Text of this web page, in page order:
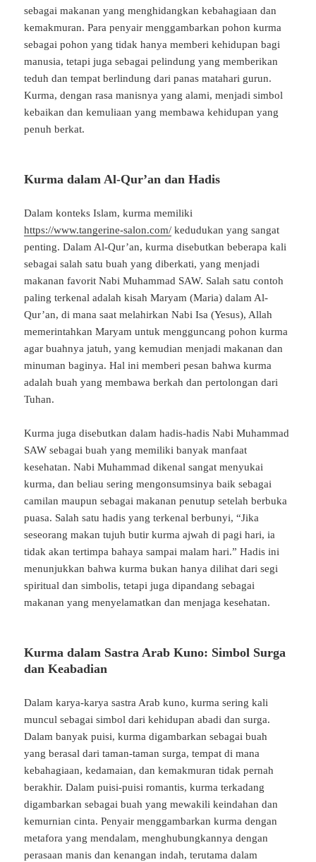
sebagaimakananyangmenghidangkankebahagiaandan
kemakmuran.Parapenyairmenggambarkanpohonkurma
sebagaipohonyangtidakhanyamemberikehidupanbagi
manusia,tetapijugasebagaipelindungyangmemberikan
teduhdantempatberlindungdaripanasmatahari gurun.
Kurma,denganrasamanisnyayangalami,menjadisimbol
kebaikandankemuliaanyangmembawakehidupanyang
penuhberkat.
Kurmadalam Al-Qur’andanHadis
DalamkonteksIslam,kurmamemiliki
https://www.tangerine-salon.com/ kedudukanyangsangat
penting.Dalam Al-Qur’an,kurmadisebutkanbeberapakali
sebagaisalahsatubuahyangdiberkati,yangmenjadi
makananfavoritNabiMuhammad SAW. Salahsatucontoh
palingterkenaladalahkisahMaryam (Maria)dalam Al-
Qur’an,dimanasaatmelahirkanNabiIsa (Yesus), Allah
memerintahkanMaryamuntukmengguncangpohonkurma
agarbuahnyajatuh,yangkemudianmenjadimakanandan
minumanbaginya.Halinimemberipesanbahwakurma
adalahbuahyangmembawaberkahdanpertolongandari
Tuhan.
Kurmajugadisebutkandalamhadis-hadisNabiMuhammad
SAWsebagaibuahyangmemilikibanyakmanfaat
kesehatan.NabiMuhammaddikenalsangatmenyukai
kurma,danbeliauseringmengonsumsinyabaiksebagai
camilanmaupunsebagaimakananpenutupsetelahberbuka
puasa. Salahsatuhadisyangterkenalberbunyi, “Jika
seseorangmakantujuhbutirkurmaajwahdipagihari,ia
tidakakantertimpabahayasampaimalamhari.”Hadisini
menunjukkanbahwakurmabukanhanyadilihatdarisegi
spiritualdansimbolis,tetapijugadipandangsebagai
makananyangmenyelamatkandanmenjagakesehatan.
Kurmadalam Sastra ArabKuno: Simbol Surga
danKeabadian
Dalamkarya-karyasastra Arabkuno,kurmaseringkali
munculsebagaisimboldarikehidupanabadidansurga.
Dalambanyakpuisi,kurmadigambarkansebagaibuah
yangberasaldaritaman-tamansurga,tempatdimana
kebahagiaan,kedamaian,dankemakmurantidakpernah
berakhir.Dalampuisi-puisiromantis,kurmaterkadang
digambarkansebagaibuahyangmewakilikeindahandan
kemurniancinta.Penyairmenggambarkankurmadengan
metaforayangmendalam,menghubungkannyadengan
perasaanmanisdankenanganindah,terutamadalam